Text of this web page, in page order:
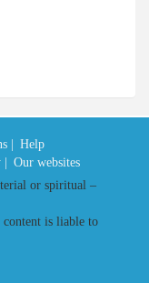
|
Help
Our websites
or spiritual –
is liable to